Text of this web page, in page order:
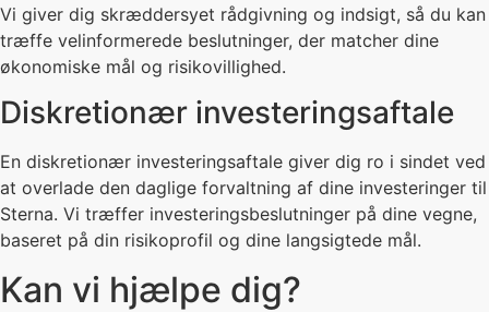
Vi giver dig skræddersyet rådgivning og indsigt, så du kan
træffe velinformerede beslutninger, der matcher dine
økonomiske mål og risikovillighed.
Diskretionær investeringsaftale
En diskretionær investeringsaftale giver dig ro i sindet ved
at overlade den daglige forvaltning af dine investeringer til
Sterna. Vi træffer investeringsbeslutninger på dine vegne,
baseret på din risikoprofil og dine langsigtede mål.
Kan vi hjælpe dig?